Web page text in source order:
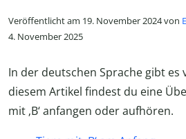
Veröffentlicht am 19. November 2024 von
4. November 2025
In der deutschen Sprache gibt es
diesem Artikel findest du eine
mit ‚B‘ anfangen oder aufhören.